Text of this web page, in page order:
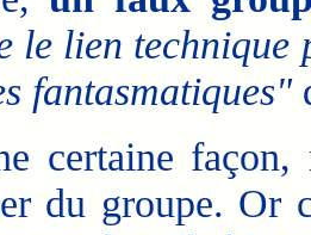
le lien
fantasmatiques"
façon,
du groupe. Or